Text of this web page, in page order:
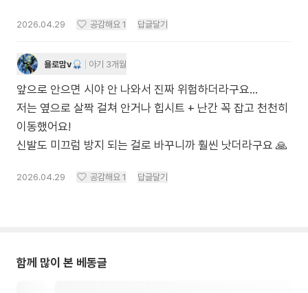
2026.04.29 공감해요 1 답글달기
욜로맘v 아기 3개월
앞으로 안으면 시야 안 나와서 진짜 위험하더라구요…
저는 옆으로 살짝 걸쳐 안거나 힙시트 + 난간 꼭 잡고 천천히
이동했어요!
신발도 미끄럼 방지 되는 걸로 바꾸니까 훨씬 낫더라구요 🙏
2026.04.29 공감해요 1 답글달기
함께 많이 본 베동글